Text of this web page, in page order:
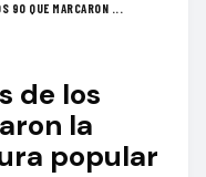
90 QUE MARCARON ...
de los
la
popular